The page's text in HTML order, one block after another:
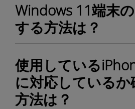
Windows 11端末
する方法は？
使用している
に対応しているか
方法は？